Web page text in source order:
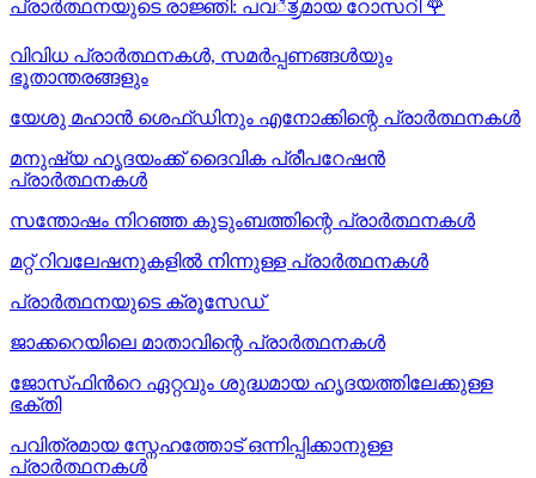
പ്രാർത്ഥനയുടെ രാജ്ഞി: പവಿತ್ರമായ റോസറി 🌹
വിവിധ പ്രാർത്ഥനകൾ, സമർപ്പണങ്ങൾയും
ഭൂതാന്തരങ്ങളും
യേശു മഹാന്‍ ശെഫ്ഡിനും എനോക്കിന്റെ പ്രാർത്ഥനകള്‍
മനുഷ്യ ഹൃദയംക്ക് ദൈവിക പ്രീപറേഷൻ
പ്രാർത്ഥനകൾ
സന്തോഷം നിറഞ്ഞ കുടുംബത്തിന്റെ പ്രാർത്ഥനകള്‍
മറ്റ് റിവലേഷനുകളിൽ നിന്നുള്ള പ്രാർത്ഥനകൾ
പ്രാർത്ഥനയുടെ ക്രൂസേഡ്
ജാക്കറെയിലെ മാതാവിന്റെ പ്രാർത്ഥനകൾ
ജോസ്‌ഫിന്‍റെ ഏറ്റവും ശുദ്ധമായ ഹൃദയത്തിലേക്കുള്ള
ഭക്തി
പവിത്രമായ സ്നേഹത്തോട് ഒന്നിപ്പിക്കാനുള്ള
പ്രാർത്ഥനകള്‍